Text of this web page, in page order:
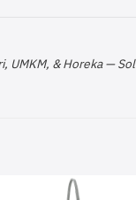
& Horeka —